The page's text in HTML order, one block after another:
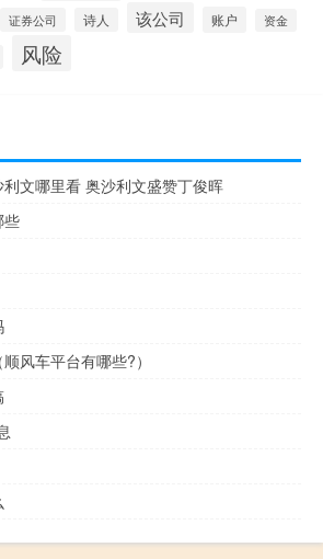
证券公司 诗人 该公司 账户 资金
风险
文哪里看 奥沙利文盛赞丁俊晖
些
风车平台有哪些?）